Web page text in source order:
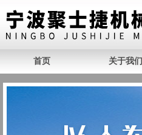
首页 关于我们